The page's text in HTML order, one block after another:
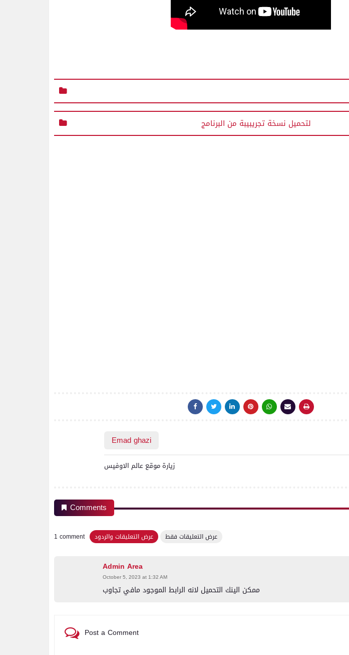
لتحميل نسخة تجريبيبة من البرنامج
Emad ghazi
زيارة موقع عالم الاوفيس
Comments
1 comment عرض التعليقات فقط عرض التعليقات والردود
Admin Area
October 5, 2023 at 1:32 AM
ممكن الينك التحميل لانه الرابط الموجود مافي تجاوب
Post a Comment